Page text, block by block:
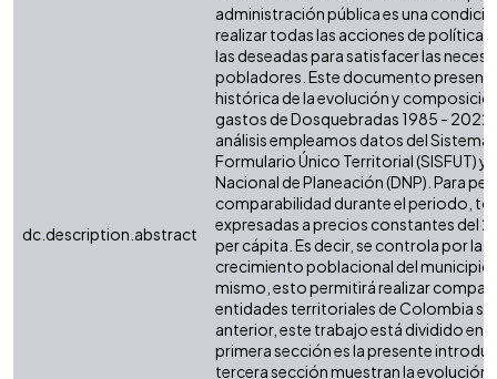
dc.description.abstract
administración pública es una
realizar todas las acciones de política
las deseadas para satisfacer las
pobladores. Este documento
histórica de la evolución y
gastos de Dosquebradas 1985 -
análisis empleamos datos del
Formulario Único Territorial (SISFUT)
Nacional de Planeación (DNP). Para
comparabilidad durante el periodo,
expresadas a precios constantes del
per cápita. Es decir, se controla por la
crecimiento poblacional del municipio
mismo, esto permitirá realizar
entidades territoriales de Colombia
anterior, este trabajo está dividido en
primera sección es la presente
tercera sección muestran la evolución